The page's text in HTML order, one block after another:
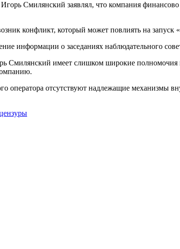
Смилянский заявлял, что компания финансово
конфликт, который может повлиять на запуск
информации о заседаниях наблюдательного
Смилянский имеет слишком широкие
оператора отсутствуют надлежащие механизмы